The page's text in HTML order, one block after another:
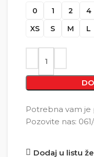
0 1 2 4
XS
S M L
Potrebna vam je
Pozovite nas: 061/
Dodaj u listu